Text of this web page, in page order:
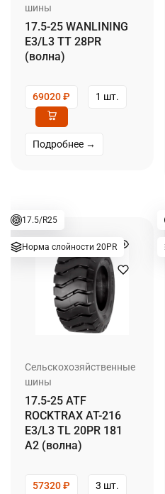
шины
17.5-25 WANLINING
E3/L3 TT 28PR
(волна)
69020₽ 1 шт.
Подробнее →
17.5/R25
Норма слойности 20PR
Сельскохозяйственные
шины
17.5-25 ATF
ROCKTRAX AT-216
E3/L3 TL 20PR 181
A2 (волна)
57320₽ 3 шт.